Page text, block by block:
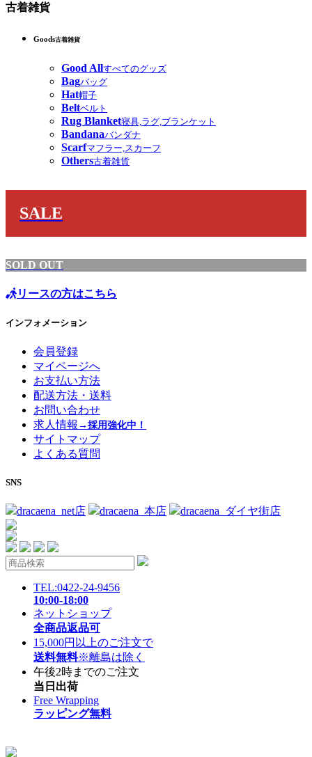
古着雑貨
Goods古着雑貨
Good Allすべてのグッズ
Bagバッグ
Hat帽子
Beltベルト
Rug Blanket寝具,ラグ,ブランケット
Bandanaバンダナ
Scarfマフラー,スカーフ
Others古着雑貨
SALE
SOLD OUT
リースの方はこちら
インフォメーション
会員登録
マイページへ
お支払い方法
配送方法・送料
お問い合わせ
求人情報 →採用強化中！
サイトマップ
よくある質問
SNS
dracaena_net店 dracaena_本店 dracaena_ダイヤ街店
TEL:0422-24-9456
10:00-18:00
ネットショップ
全商品返品可
15,000円以上のご注文で
送料無料※離島は除く
午後2時までのご注文
当日出荷
Free Wrapping
ラッピング無料